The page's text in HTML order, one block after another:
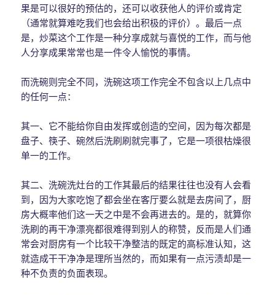
果是可以很好的预估的，还可以收获他人的评价或肯定
（通常就算难吃我们也会给出积极的评价）。最后一点
是，炒菜这个工作是一种分享成就与喜悦的工作，而与他
人分享成果常常也是一件令人愉悦的事情。
而洗碗则完全不同，洗碗这项工作完全不包含以上几点中
的任何一点：
其一、它不能给你自由发挥或创造的空间，因为每次都是
盘子、筷子、碗然后洗刷刷就完事了，它是一项很枯燥很
单一的工作。
其二、洗碗洗灶台的工作其最后的结果往往也没有人会看
到，因为大家吃饱了都会坐在客厅要么就是去房间了，厨
房大概率他们这一天之中是不会再进去的。是的，就算你
洗刷的再干净漂亮都很难得到别人的称赞，反而是人们通
常会对厨房有一个比较干净整洁的既定的高标准认知，这
就造成干干净净是理所当然的，而如果有一点污渍却是一
种不负责的负面表现。